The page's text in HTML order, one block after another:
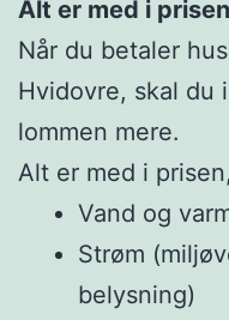
Alt er med i prisen
Når du betaler
Hvidovre, skal du
lommen mere.
Alt er med i
Vand og
Strøm
belysning)